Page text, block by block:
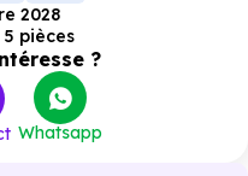
2028
pièces
?
Whatsapp